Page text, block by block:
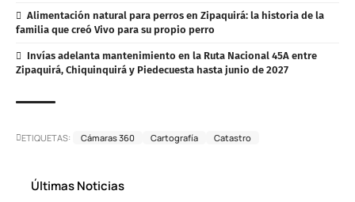
Alimentación natural para perros en Zipaquirá: la historia de la
familia que creó Vivo para su propio perro
Invías adelanta mantenimiento en la Ruta Nacional 45A entre
Zipaquirá, Chiquinquirá y Piedecuesta hasta junio de 2027
ETIQUETAS: Cámaras 360 Cartografía Catastro
Últimas Noticias